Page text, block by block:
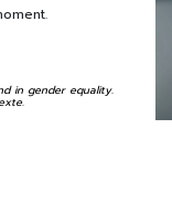
in gender equality.